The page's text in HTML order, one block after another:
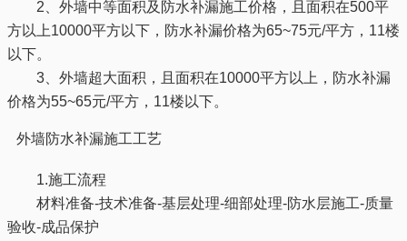
2、外墙中等面积及防水补漏施工价格，且面积在500平
方以上10000平方以下，防水补漏价格为65~75元/平方，11楼
以下。
3、外墙超大面积，且面积在10000平方以上，防水补漏
价格为55~65元/平方，11楼以下。
外墙防水补漏施工工艺
1.施工流程
材料准备-技术准备-基层处理-细部处理-防水层施工-质量
验收-成品保护